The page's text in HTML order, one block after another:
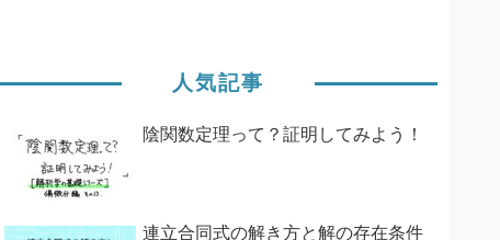
人気記事
陰関数定理って？証明してみよう！
連立合同式の解き方と解の存在条件